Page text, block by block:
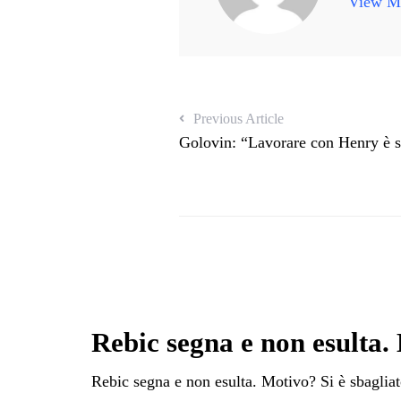
Previous Article
Golovin: “Lavorare con Henry è
Rebic segna e non
Rebic segna e non esulta. Motivo? Si è